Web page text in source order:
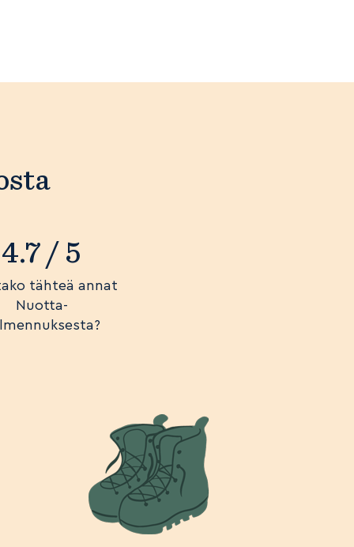
4.7 / 5
tähteä annat
Nuotta-